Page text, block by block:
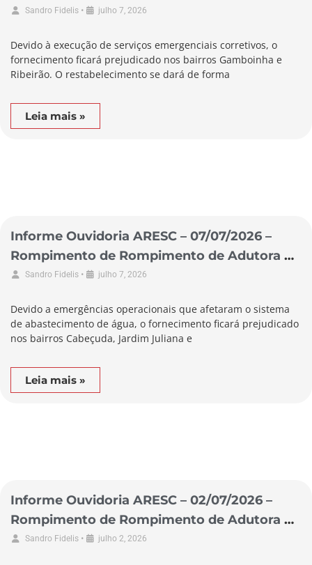
Lopes
Sandro Fidelis • julho 7, 2026
Devido à execução de serviços emergenciais corretivos, o
fornecimento ficará prejudicado nos bairros Gamboinha e
Ribeirão. O restabelecimento se dará de forma
Leia mais »
Informe Ouvidoria ARESC – 07/07/2026 –
Rompimento de Rompimento de Adutora no
Município de Laguna
Sandro Fidelis • julho 7, 2026
Devido a emergências operacionais que afetaram o sistema
de abastecimento de água, o fornecimento ficará prejudicado
nos bairros Cabeçuda, Jardim Juliana e
Leia mais »
Informe Ouvidoria ARESC – 02/07/2026 –
Rompimento de Rompimento de Adutora no
Município de Biguaçu
Sandro Fidelis • julho 2, 2026